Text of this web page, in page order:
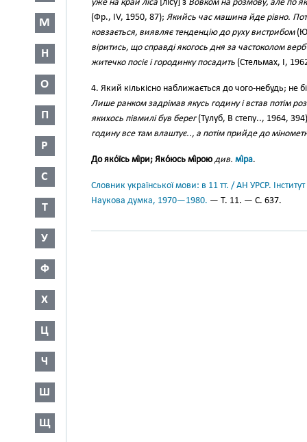
М
Н
О
П
Р
С
Т
У
Ф
Х
Ц
Ч
Ш
Щ
уже на край ліса [лісу] з Вовком на розмову, але по
(Фр., IV, 1950, 87); Якийсь час машина йде рівно.
ковзається, виявляє тенденцію до руху вистрибом
віритись, що справді якогось дня за частоколом
житечко посіє і городинку посадить (Стельмах, І,
4. Який кількісно наближається до чого-небудь; не
Лише ранком задрімав якусь годину і встав потім
якихось півмилі був берег(Тулуб, В степу.., 1964,
годину все там влаштує.., а потім прийде до
До яко́їсь мі́ри; Яко́юсь мі́рою див. мі́ра.
Словник української мови: в 11 тт. / АН УРСР.
Наукова думка, 1970—1980. — Т. 11. — С. 637.